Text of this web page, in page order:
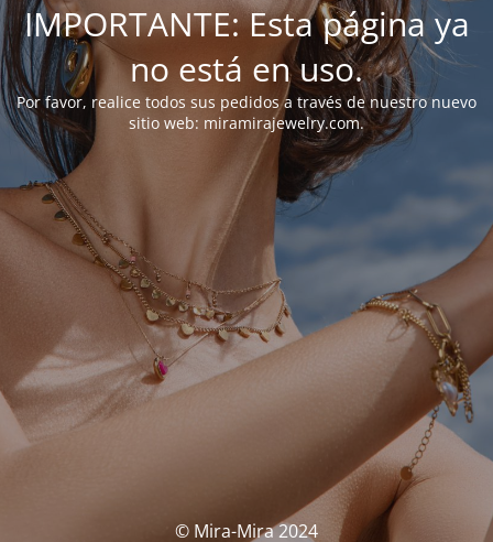
IMPORTANTE: Esta página ya
no está en uso.
Por favor, realice todos sus pedidos a través de nuestro nuevo
sitio web: miramirajewelry.com.
© Mira-Mira 2024